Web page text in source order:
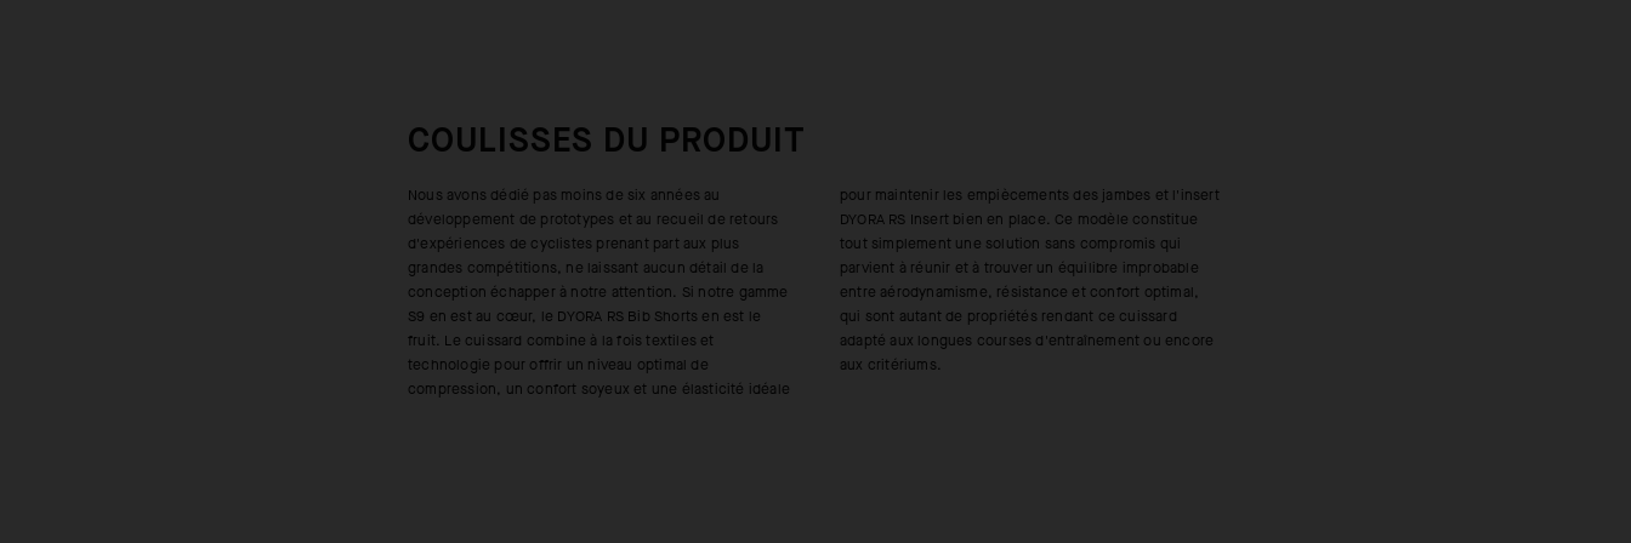
COULISSES DU PRODUIT
Nous avons dédié pas moins de six années au
développement de prototypes et au recueil de retours
d'expériences de cyclistes prenant part aux plus
grandes compétitions, ne laissant aucun détail de la
conception échapper à notre attention. Si notre gamme
S9 en est au cœur, le DYORA RS Bib Shorts en est le
fruit. Le cuissard combine à la fois textiles et
technologie pour offrir un niveau optimal de
compression, un confort soyeux et une élasticité idéale
pour maintenir les empiècements des jambes et l'insert
DYORA RS Insert bien en place. Ce modèle constitue
tout simplement une solution sans compromis qui
parvient à réunir et à trouver un équilibre improbable
entre aérodynamisme, résistance et confort optimal,
qui sont autant de propriétés rendant ce cuissard
adapté aux longues courses d'entraînement ou encore
aux critériums.